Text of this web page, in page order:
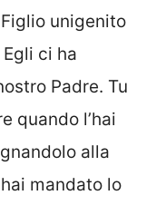
unigenito
ci ha
Padre. Tu
quando l’hai
alla
mandato lo